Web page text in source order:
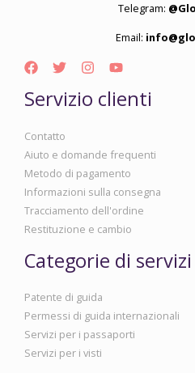
Telegram:
Email:
Servizio clienti
Contatto
Aiuto e domande frequenti
Metodo di pagamento
Informazioni sulla consegna
Tracciamento dell'ordine
Restituzione e cambio
Categorie di servizi
Patente di guida
Permessi di guida internazionali
Servizi per i passaporti
Servizi per i visti